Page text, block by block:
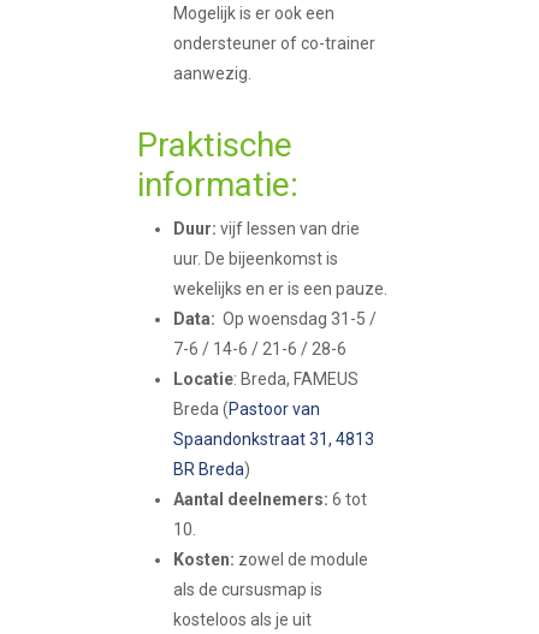
Mogelijk is er ook een
ondersteuner of co-trainer
aanwezig.
Praktische
informatie:
Duur: vijf lessen van drie
uur. De bijeenkomst is
wekelijks en er is een pauze.
Data: Op woensdag 31-5 /
7-6 / 14-6 / 21-6 / 28-6
Locatie: Breda, FAMEUS
Breda (Pastoor van
Spaandonkstraat 31, 4813
BR Breda)
Aantal deelnemers: 6 tot
10.
Kosten: zowel de module
als de cursusmap is
kosteloos als je uit